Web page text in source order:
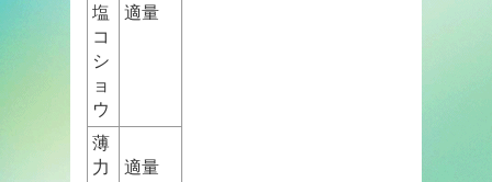
塩
コ
シ
ョ
ウ
適量
薄
力
適量